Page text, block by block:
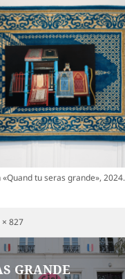
tu seras grande»,
× 827
GRANDE